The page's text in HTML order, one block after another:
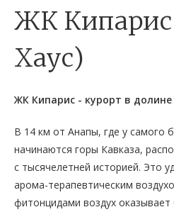
ЖК
Хаус)
ЖК Кипарис - курорт в долине
В 14 км от Анапы, где у самого
начинаются горы Кавказа,
с тысячелетней историей. Это
арома-терапевтическим
фитонцидами воздух оказывает